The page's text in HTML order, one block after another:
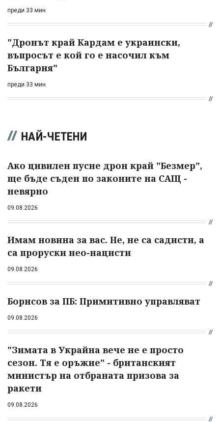
преди 33 мин
"Дронът край Кардам е украински,
въпросът е кой го е насочил към
България"
преди 33 мин
НАЙ-ЧЕТЕНИ
Ако цивилен пусне дрон край "Безмер",
ще бъде съден по законите на САЩ -
невярно
09.08.2026
Имам новина за вас. Не, не са садисти, а
са проруски нео-нацисти
09.08.2026
Борисов за ПБ: Примитивно управляват
09.08.2026
"Зимата в Украйна вече не е просто
сезон. Тя е оръжие" - британският
министър на отбраната призова за
ракети
09.08.2026